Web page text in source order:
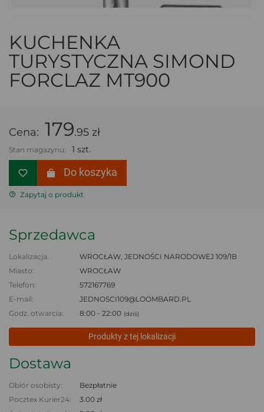
KUCHENKA
TURYSTYCZNA SIMOND
FORCLAZ MT900
Cena: 179.95 zł
Stan magazynu: 1 szt.
Do koszyka
Zapytaj o produkt
Sprzedawca
Lokalizacja:
WROCŁAW, JEDNOŚCI NARODOWEJ 109/1B
Miasto:
WROCŁAW
Telefon:
572167769
E-mail:
JEDNOSCI109@LOOMBARD.PL
Godz. otwarcia:
8:00 - 22:00 (dziś)
Produkty z tej lokalizacji
Dostawa
Obiór osobisty:
Bezpłatnie
Pocztex Kurier24:
3.00 zł